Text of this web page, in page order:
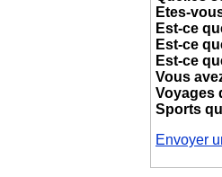
Etes-
Est-ce
Est-ce
Est-ce
Vous
Voyages
Sports
Envoyer